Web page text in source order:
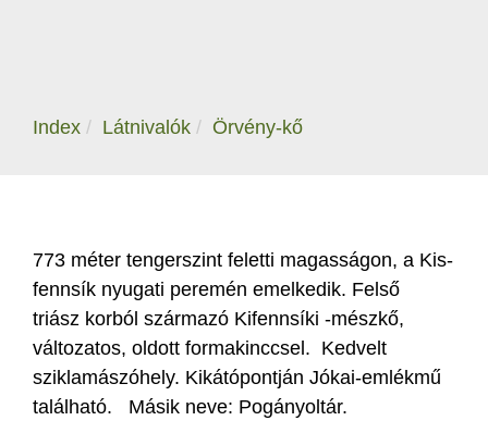
Index Látnivalók Örvény-kő
773 méter tengerszint feletti magasságon, a Kis-
fennsík nyugati peremén emelkedik. Felső
triász korból származó Kifennsíki -mészkő,
változatos, oldott formakinccsel. Kedvelt
sziklamászóhely. Kikátópontján Jókai-emlékmű
található. Másik neve: Pogányoltár.